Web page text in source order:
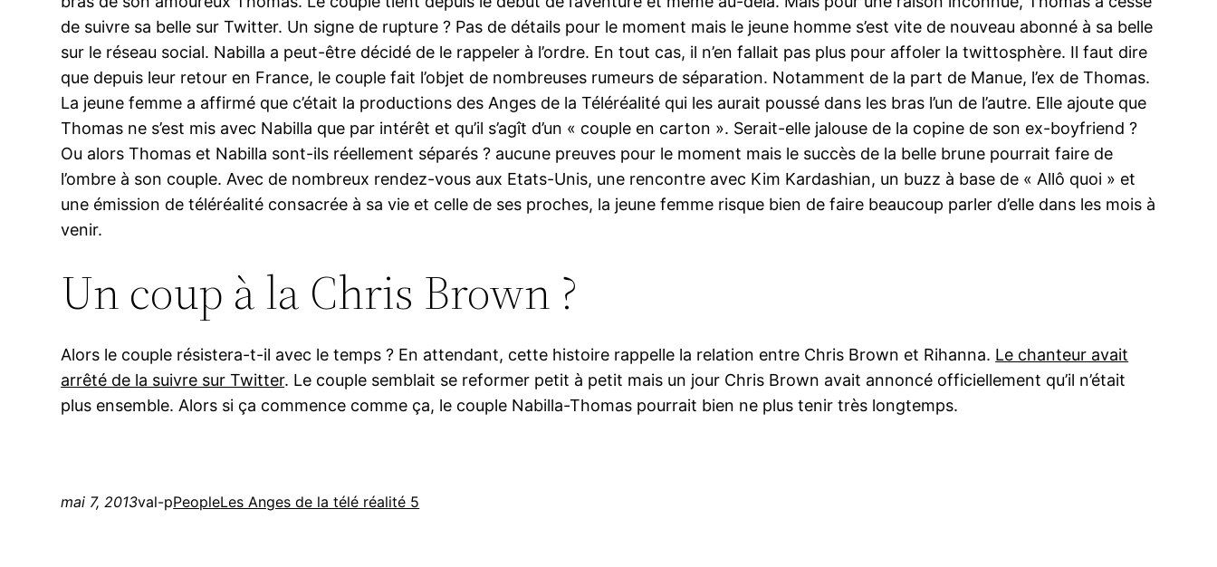
de suivre sa belle sur Twitter. Un signe de rupture ? Pas de détails pour le moment mais le jeune homme s’est vite de nouveau abonné à sa belle
sur le réseau social. Nabilla a peut-être décidé de le rappeler à l’ordre. En tout cas, il n’en fallait pas plus pour affoler la twittosphère. Il faut dire
que depuis leur retour en France, le couple fait l’objet de nombreuses rumeurs de séparation. Notamment de la part de Manue, l’ex de Thomas.
La jeune femme a affirmé que c’était la productions des Anges de la Téléréalité qui les aurait poussé dans les bras l’un de l’autre. Elle ajoute que
Thomas ne s’est mis avec Nabilla que par intérêt et qu’il s’agît d’un « couple en carton ». Serait-elle jalouse de la copine de son ex-boyfriend ?
Ou alors Thomas et Nabilla sont-ils réellement séparés ? aucune preuves pour le moment mais le succès de la belle brune pourrait faire de
l’ombre à son couple. Avec de nombreux rendez-vous aux Etats-Unis, une rencontre avec Kim Kardashian, un buzz à base de « Allô quoi » et
une émission de téléréalité consacrée à sa vie et celle de ses proches, la jeune femme risque bien de faire beaucoup parler d’elle dans les mois à
venir.
Un coup à la Chris Brown ?
Alors le couple résistera-t-il avec le temps ? En attendant, cette histoire rappelle la relation entre Chris Brown et Rihanna. Le chanteur avait
arrêté de la suivre sur Twitter. Le couple semblait se reformer petit à petit mais un jour Chris Brown avait annoncé officiellement qu’il n’était
plus ensemble. Alors si ça commence comme ça, le couple Nabilla-Thomas pourrait bien ne plus tenir très longtemps.
mai 7, 2013val-pPeopleLes Anges de la télé réalité 5